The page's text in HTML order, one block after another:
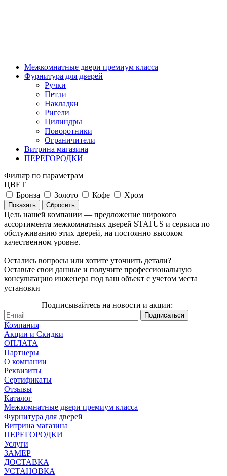
Межкомнатные двери премиум класса
Фурнитура для дверей
Ручки
Петли
Накладки
Ригели
Цилиндры
Поворотники
Ограничители
Витрина магазина
ПЕРЕГОРОДКИ
Фильтр по параметрам
ЦВЕТ
Бронза
Золото Кофе Хром
Сбросить
Цель нашей компании — предложение широкого
ассортимента межкомнатных дверей STATUS и сервиса по
обслуживанию этих дверей, на постоянно высоком
качественном уровне.
Остались вопросы или хотите уточнить детали?
Оставьте свои данные и получите профессиональную
консультацию инженера под ваш объект с учетом места
установки
Подписывайтесь на новости и акции:
Компания
Акции и Скидки
ОПЛАТА
Партнеры
О компании
Реквизиты
Сертификаты
Отзывы
Каталог
Межкомнатные двери премиум класса
Фурнитура для дверей
Витрина магазина
ПЕРЕГОРОДКИ
Услуги
ЗАМЕР
ДОСТАВКА
УСТАНОВКА